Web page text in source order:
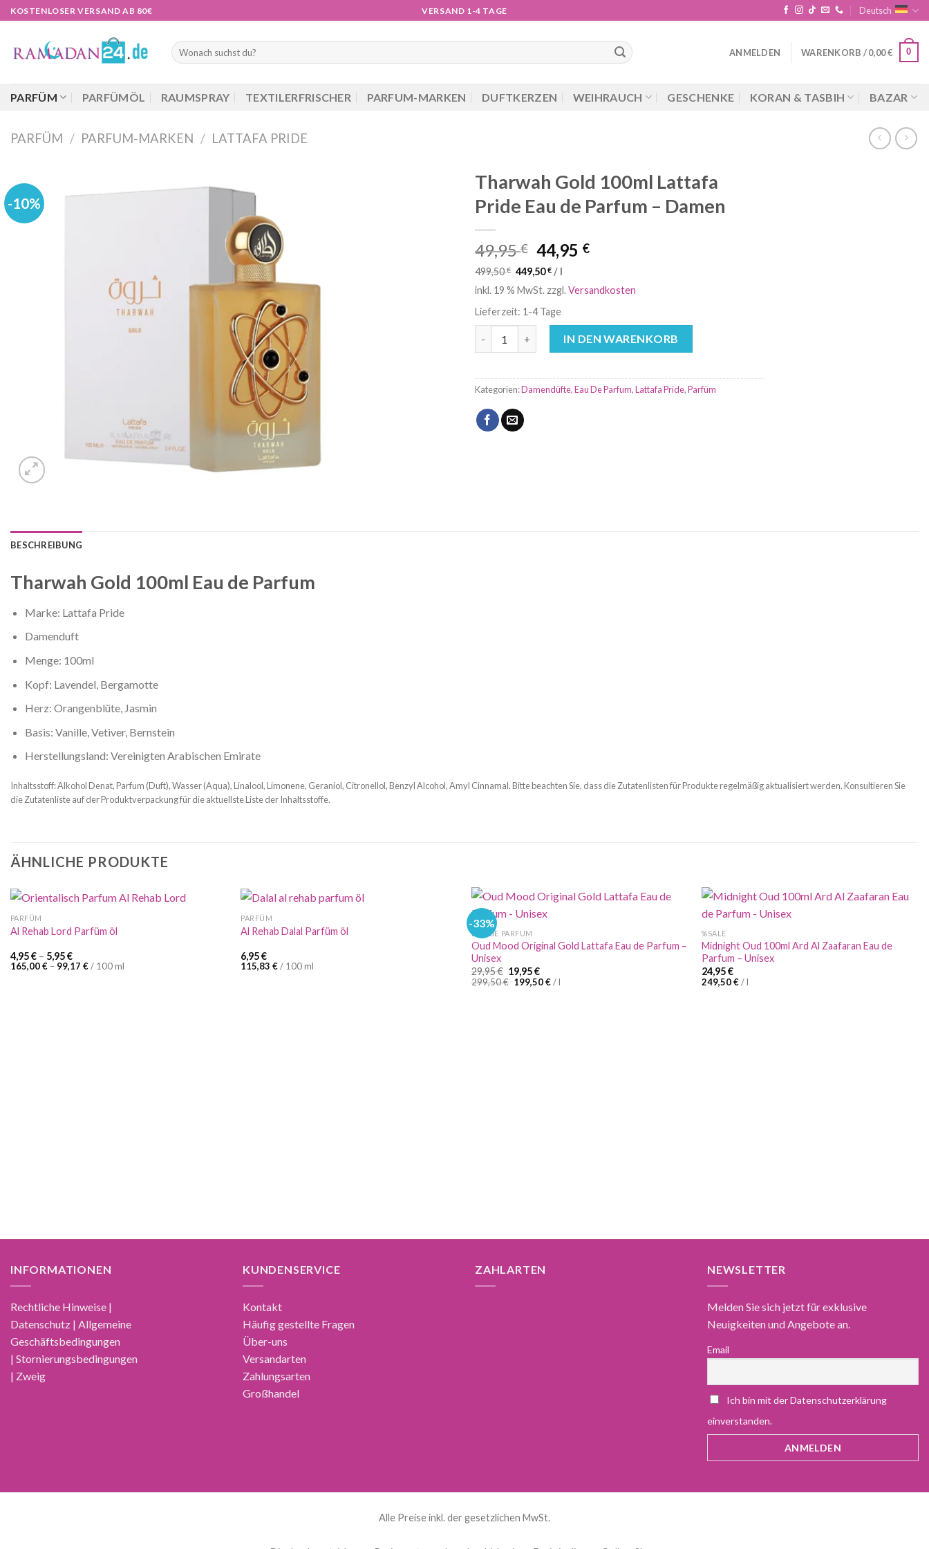
Zum
Inhalt
KOSTENLOSER VERSAND AB 80€ VERSAND 1-4 TAGE Deutsch
Suchen
nach:
ANMELDEN WARENKORB /0,00€ 0
PARFÜM PARFÜMÖL RAUMSPRAY TEXTILERFRISCHER PARFUM-MARKEN DUFTKERZEN WEIHRAUCH GESCHENKE KORAN & TASBIH BAZAR
PARFÜM / PARFUM-MARKEN / LATTAFA PRIDE
-10%
Tharwah Gold 100ml Lattafa
Pride Eau de Parfum – Damen
49,95€ Ursprünglicher
Preis
war:
49,95 €
44,95 €Aktueller
ist:
44,95 €.
499,50€ 449,50€ / l
inkl. 19 % MwSt. zzgl.Versandkosten
Lieferzeit: 1-4 Tage
IN DEN WARENKORB
Kategorien:Damendüfte,Eau De Parfum,Lattafa Pride,Parfüm
BESCHREIBUNG
Tharwah Gold 100ml Eau de Parfum
Marke: Lattafa Pride
Damenduft
Menge: 100ml
Kopf: Lavendel, Bergamotte
Herz: Orangenblüte, Jasmin
Basis: Vanille, Vetiver, Bernstein
Herstellungsland: Vereinigten Arabischen Emirate
Inhaltsstoff: Alkohol Denat, Parfum (Duft), Wasser (Aqua), Linalool, Limonene, Geraniol, Citronellol, Benzyl Alcohol, Amyl Cinnamal. Bitte beachten Sie, dass die Zutatenlisten für Produkte regelmäßig aktualisiert werden. Konsultieren Sie
die Zutatenliste auf der Produktverpackung für die aktuellste Liste der Inhaltsstoffe.
ÄHNLICHE PRODUKTE
PARFÜM
Al Rehab Lord Parfüm öl
4,95€– 5,95€
165,00€– 99,17 €/ 100 ml
PARFÜM
Al Rehab Dalal Parfüm öl
6,95€
115,83€/ 100 ml
-33%
EAU DE PARFUM
Oud Mood Original Gold Lattafa Eau de Parfum –
Unisex
29,95€ Ursprünglicher
Preis
19,95€Aktueller
Preis
ist:
299,50€ 199,50€/l
%SALE
Midnight Oud 100ml Ard Al Zaafaran Eau de
Parfum – Unisex
24,95€
249,50€/l
INFORMATIONEN
Rechtliche Hinweise |
Datenschutz | Allgemeine
Geschäftsbedingungen
| Stornierungsbedingungen
| Zweig
KUNDENSERVICE
Kontakt
Häufig gestellte Fragen
Über-uns
Versandarten
Zahlungsarten
Großhandel
ZAHLARTEN NEWSLETTER
Melden Sie sich jetzt für exklusive
Neuigkeiten und Angebote an.
Email
Ich bin mit der Datenschutzerklärung
einverstanden.
Alle Preise inkl. der gesetzlichen MwSt.